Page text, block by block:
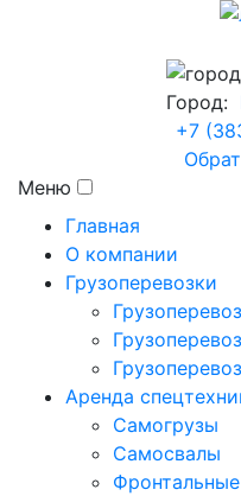
Город:
+7
Меню
Главная
О компании
Грузоперевозки
Аренда
Самогрузы
Самосвалы